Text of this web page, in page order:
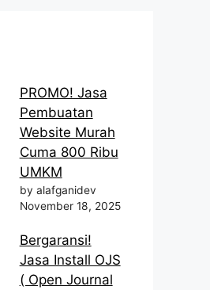
PROMO! Jasa
Pembuatan
Website Murah
Cuma 800 Ribu
UMKM
by alafganidev
November 18, 2025
Bergaransi!
Jasa Install OJS
( Open Journal